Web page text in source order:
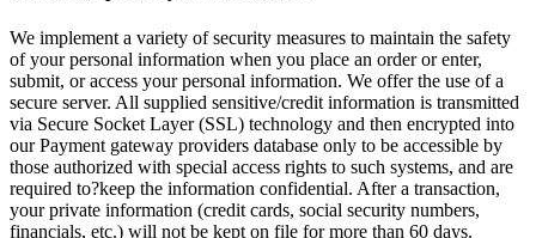
We implement a variety of security measures to maintain the safety
of your personal information when you place an order or enter,
submit, or access your personal information. We offer the use of a
secure server. All supplied sensitive/credit information is transmitted
via Secure Socket Layer (SSL) technology and then encrypted into
our Payment gateway providers database only to be accessible by
those authorized with special access rights to such systems, and are
required to?keep the information confidential. After a transaction,
your private information (credit cards, social security numbers,
financials, etc.) will not be kept on file for more than 60 days.